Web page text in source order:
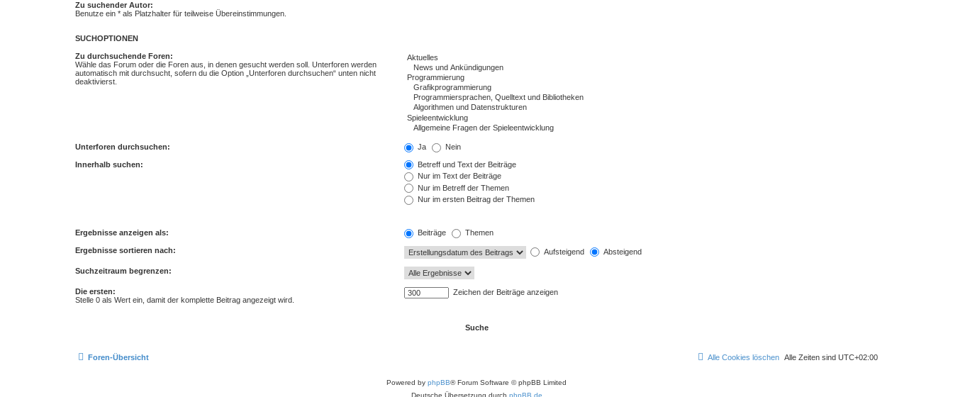
Zu suchender Autor:
Benutze ein * als Platzhalter für teilweise Übereinstimmungen.
SUCHOPTIONEN
Zu durchsuchende Foren:
Wähle das Forum oder die Foren aus, in denen gesucht werden soll. Unterforen werden
automatisch mit durchsucht, sofern du die Option „Unterforen durchsuchen“ unten nicht
deaktivierst.
Unterforen durchsuchen: Ja Nein
Innerhalb suchen:
Betreff und Text der Beiträge
Nur im Text der Beiträge
Nur im Betreff der Themen
Nur im ersten Beitrag der Themen
Ergebnisse anzeigen als: Beiträge Themen
Ergebnisse sortieren nach: Aufsteigend Absteigend
Suchzeitraum begrenzen:
Die ersten:
Stelle 0 als Wert ein, damit der komplette Beitrag angezeigt wird.
Zeichen der Beiträge anzeigen
Foren-Übersicht Alle Zeiten sind UTC+02:00
Alle Cookies löschen
Powered by phpBB® Forum Software © phpBB Limited
Deutsche Übersetzung durch phpBB.de